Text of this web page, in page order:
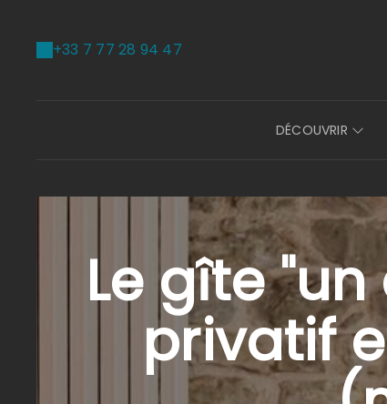
+33 7 77 28 94 47
DÉCOUVRIR
Le gîte
privatif